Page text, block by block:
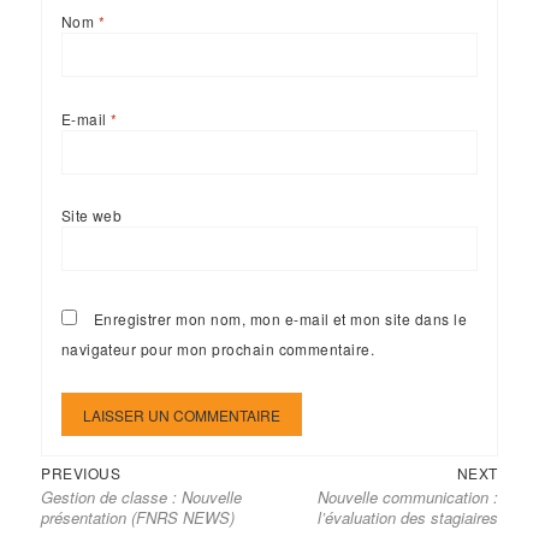
Nom *
E-mail *
Site web
Enregistrer mon nom, mon e-mail et mon site dans le
navigateur pour mon prochain commentaire.
Navigation
de
l’article
PREVIOUSPrevious
post:
Gestion de classe : Nouvelle
présentation (FNRS NEWS)
NEXTNext
post:
Nouvelle communication :
l’évaluation des stagiaires